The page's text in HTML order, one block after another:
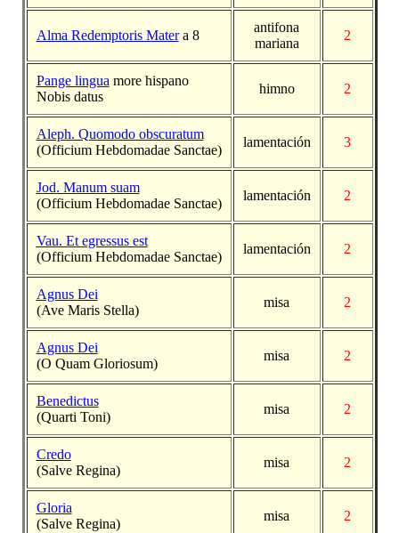
Alma Redemptoris Matera 8
antifona
mariana
2
Pange lingua more hispano
Nobis datus
himno 2
Aleph. Quomodo obscuratum
(Officium Hebdomadae Sanctae)
lamentación 3
Jod. Manum suam
(Officium Hebdomadae Sanctae)
lamentación 2
Vau. Et egressus est
(Officium Hebdomadae Sanctae)
lamentación 2
Agnus Dei
(Ave Maris Stella)
misa 2
Agnus Dei
(O Quam Gloriosum)
misa 2
Benedictus
(Quarti Toni)
misa 2
Credo
(Salve Regina)
misa 2
Gloria
(Salve Regina)
misa 2